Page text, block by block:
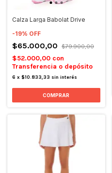
Calza Larga Babolat Drive
-19% OFF
$65.000,00 $79.900,00
$52.000,00 con
Transferencia o depósito
6 x $10.833,33 sin interés
COMPRAR